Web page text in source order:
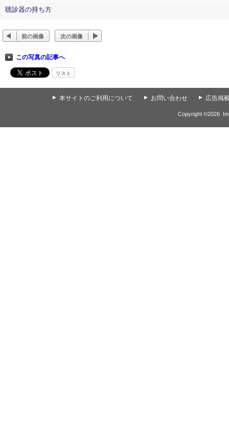
聴診器の持ち方
前の画像 次の画像
この写真の記事へ
リスト
▲ 本サイトのご利用について ▲ お問い合わせ ▲ 広告掲
Copyright ©2026